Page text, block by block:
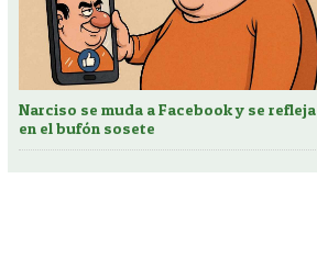
Narciso se muda a Facebook y se refleja
en el bufón sosete